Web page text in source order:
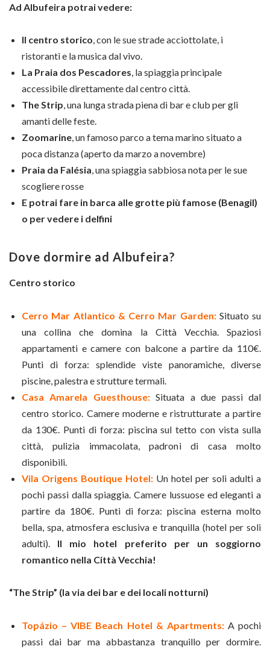
Ad Albufeira potrai vedere:
Il centro storico, con le sue strade acciottolate, i
ristoranti e la musica dal vivo.
La Praia dos Pescadores, la spiaggia principale
accessibile direttamente dal centro città.
The Strip, una lunga strada piena di bar e club per gli
amanti delle feste.
Zoomarine, un famoso parco a tema marino situato a
poca distanza (aperto da marzo a novembre)
Praia da Falésia, una spiaggia sabbiosa nota per le sue
scogliere rosse
E potrai fare in barca alle grotte più famose (Benagil)
o per vedere i delfini
Dove dormire ad Albufeira?
Centro storico
Cerro Mar Atlantico & Cerro Mar Garden:Situato su
una collina che domina la Città Vecchia. Spaziosi
appartamenti e camere con balcone a partire da 110€.
Punti di forza: splendide viste panoramiche, diverse
piscine, palestra e strutture termali.
Casa Amarela Guesthouse:Situata a due passi dal
centro storico. Camere moderne e ristrutturate a partire
da 130€. Punti di forza: piscina sul tetto con vista sulla
città, pulizia immacolata, padroni di casa molto
disponibili.
Vila Origens Boutique Hotel: Un hotel per soli adulti a
pochi passi dalla spiaggia. Camere lussuose ed eleganti a
partire da 180€. Punti di forza: piscina esterna molto
bella, spa, atmosfera esclusiva e tranquilla (hotel per soli
adulti). Il mio hotel preferito per un soggiorno
romantico nella Città Vecchia!
“TheStrip” (la via dei bar e dei locali notturni)
Topázio – VIBE Beach Hotel & Apartments:A pochi
passi dai bar ma abbastanza tranquillo per dormire.